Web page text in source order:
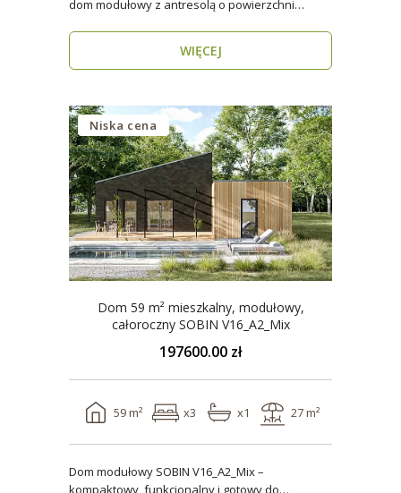
dom modułowy z antresolą o powierzchni
WIĘCEJ
Niska cena
Dom 59 m² mieszkalny, modułowy,
całoroczny SOBIN V16_A2_Mix
197600.00 zł
59 m² x3 x1 27 m²
Dom modułowy SOBIN V16_A2_Mix –
kompaktowy, funkcjonalny i gotowy do